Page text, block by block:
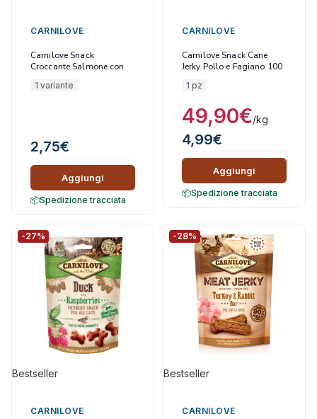
CARNILOVE
Carnilove Snack
Croccante Salmone con
1 variante
2,75€
Aggiungi
Spedizione tracciata
CARNILOVE
Carnilove Snack Cane
Jerky Pollo e Fagiano 100
1 pz
4,99€
49,90€/kg
Aggiungi
Spedizione tracciata
Bestseller
-27%
CARNILOVE
Bestseller
-28%
CARNILOVE